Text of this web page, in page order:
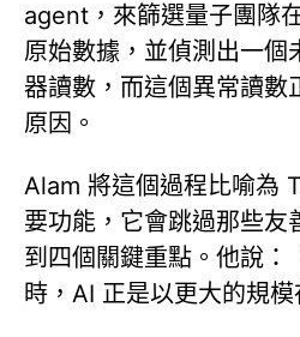
agent，來篩選量子團隊
原始數據，並偵測出一個
器讀數，而這個異常讀數
原因。
Alam 將這個過程比喻為
要功能，它會跳過那些友
到四個關鍵重點。他說：
時，AI 正是以更大的規模